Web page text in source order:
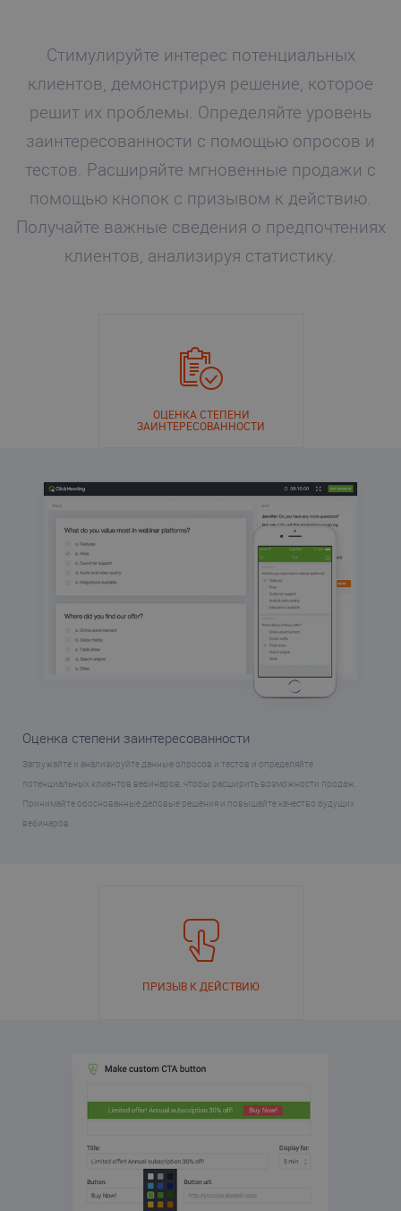
Стимулируйте интерес потенциальных
клиентов, демонстрируя решение, которое
решит их проблемы. Определяйте уровень
заинтересованности с помощью опросов и
тестов. Расширяйте мгновенные продажи с
помощью кнопок с призывом к действию.
Получайте важные сведения о предпочтениях
клиентов, анализируя статистику.
ОЦЕНКА СТЕПЕНИ
ЗАИНТЕРЕСОВАННОСТИ
Оценка степени заинтересованности
Загружайте и анализируйте данные опросов и тестов и определяйте
потенциальных клиентов вебинаров, чтобы расширить возможности продаж.
Принимайте обоснованные деловые решения и повышайте качество будущих
вебинаров.
ПРИЗЫВ К ДЕЙСТВИЮ